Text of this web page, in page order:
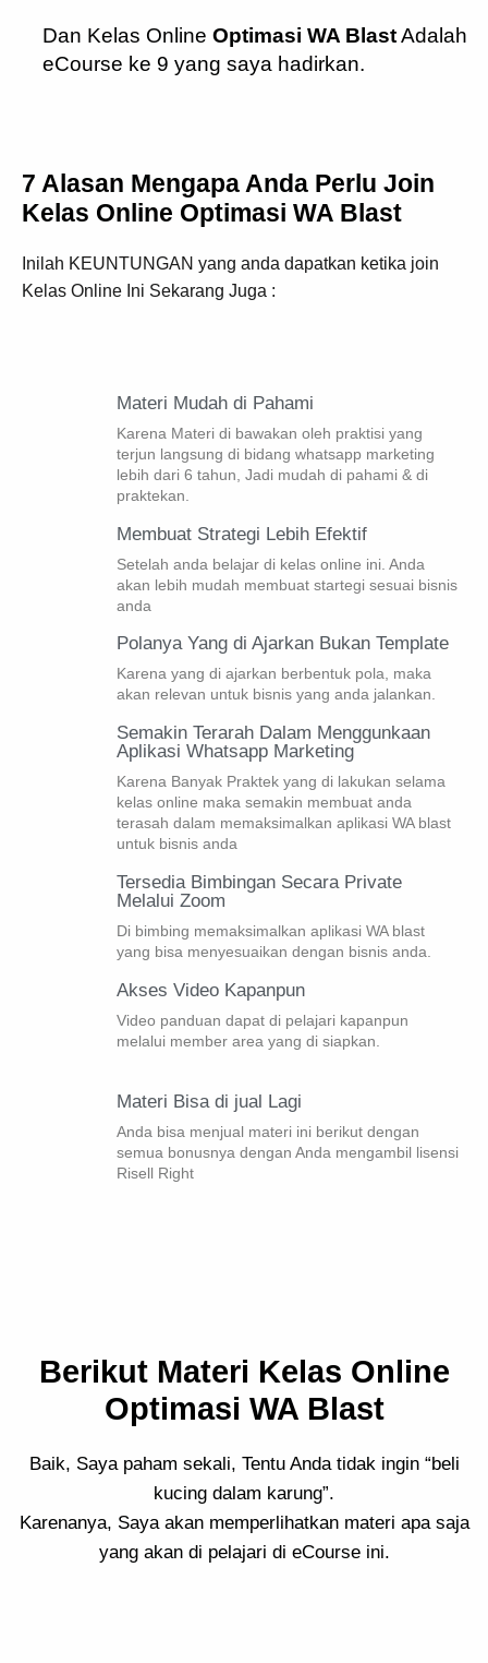
Dan Kelas Online Optimasi WA BlastAdalah
eCourse ke 9 yang saya hadirkan.
7 Alasan Mengapa Anda Perlu Join
Kelas Online Optimasi WA Blast
Inilah KEUNTUNGAN yang anda dapatkan ketika join
Kelas Online Ini Sekarang Juga :
Materi Mudah di Pahami
Karena Materi di bawakan oleh praktisi yang
terjun langsung di bidang whatsapp marketing
lebih dari 6 tahun, Jadi mudah di pahami & di
praktekan.
Membuat Strategi Lebih Efektif
Setelah anda belajar di kelas online ini. Anda
akan lebih mudah membuat startegi sesuai bisnis
anda
Polanya Yang di Ajarkan Bukan Template
Karena yang di ajarkan berbentuk pola, maka
akan relevan untuk bisnis yang anda jalankan.
Semakin Terarah Dalam Menggunkaan
Aplikasi Whatsapp Marketing
Karena Banyak Praktek yang di lakukan selama
kelas online maka semakin membuat anda
terasah dalam memaksimalkan aplikasi WA blast
untuk bisnis anda
Tersedia Bimbingan Secara Private
Melalui Zoom
Di bimbing memaksimalkan aplikasi WA blast
yang bisa menyesuaikan dengan bisnis anda.
Akses Video Kapanpun
Video panduan dapat di pelajari kapanpun
melalui member area yang di siapkan.
Materi Bisa di jual Lagi
Anda bisa menjual materi ini berikut dengan
semua bonusnya dengan Anda mengambil lisensi
Risell Right
Berikut Materi Kelas Online
Optimasi WA Blast
Baik, Saya paham sekali, Tentu Anda tidak ingin “beli
kucing dalam karung”.
Karenanya, Saya akan memperlihatkan materi apa saja
yang akan di pelajari di eCourse ini.